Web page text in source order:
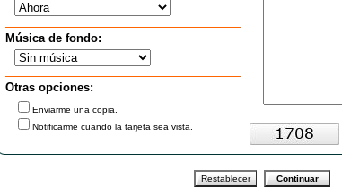
Música de fondo:
Otras opciones:
Enviarme una copia.
Notificarme cuando la tarjeta sea vista.